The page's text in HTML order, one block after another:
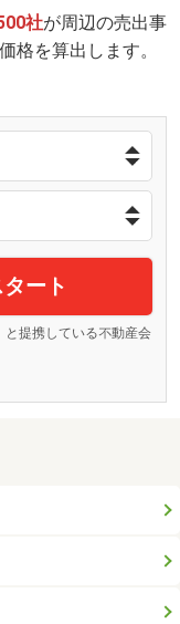
社が周辺の売出事
格を算出します。
ート
と提携している不動産会